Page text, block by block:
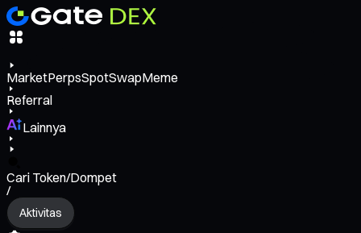
MarketPerpsSpotSwapMeme
Referral
Lainnya
Cari Token/Dompet
/
Aktivitas